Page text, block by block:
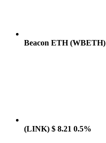
Beacon ETH(WBETH)
(LINK) $ 8.21 0.5%